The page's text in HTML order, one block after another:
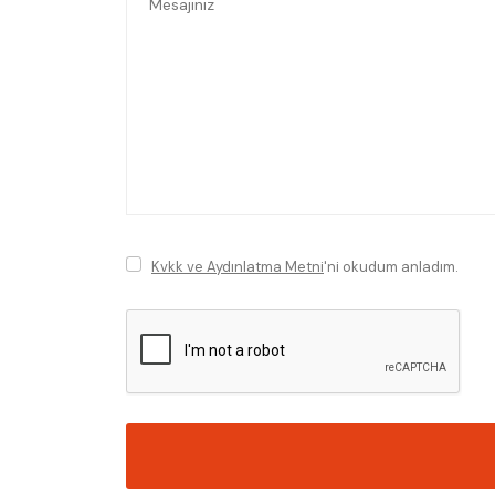
Kvkk ve Aydınlatma Metni'ni okudum anladım.